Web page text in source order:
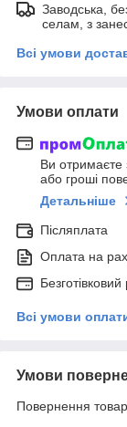
Заводська,
селам, з
Всі умови
Умови оплати
Ви отримаєте
або гроші
Детальніше
Післяплата
Оплата на
Всі умови
Умови
Повернення